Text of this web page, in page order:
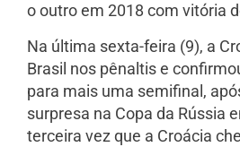
o outro em 2018 com vitória
Na última sexta-feira (9), a
Brasil nos pênaltis e
para mais uma semifinal,
surpresa na Copa da Rússia
terceira vez que a Croácia